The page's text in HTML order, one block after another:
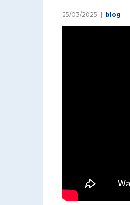
25/03/2025 blog